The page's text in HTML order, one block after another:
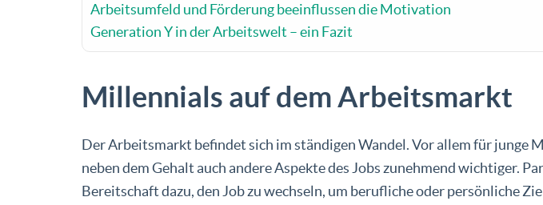
Arbeitsumfeld und Förderung beeinflussen die Motivation
Generation Y in der Arbeitswelt – ein Fazit
Millennials auf dem Arbeitsmarkt
Der Arbeitsmarkt befindet sich im ständigen Wandel. Vor allem für junge
neben dem Gehalt auch andere Aspekte des Jobs zunehmend wichtiger.
Bereitschaft dazu, den Job zu wechseln, um berufliche oder persönliche